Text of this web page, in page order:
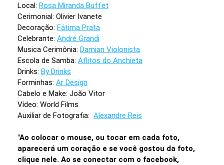
Local: Rosa Miranda Buffet
Cerimonial: Olivier Ivanete
Decoração: Fátima Prata
Celebrante: André Grandi
Musica Cerimônia: Damian Violonista
Escola de Samba: Aflitos do Anchieta
Drinks: By Drinks
Forminhas: Ar Design
Cabelo e Make: João Vitor
Vídeo: World Films
Auxiliar de Fotografia: Alexandre Reis
"Ao colocar o mouse, ou tocar em cada foto,
aparecerá um coração e se você gostou da foto,
clique nele. Ao se conectar com o facebook,